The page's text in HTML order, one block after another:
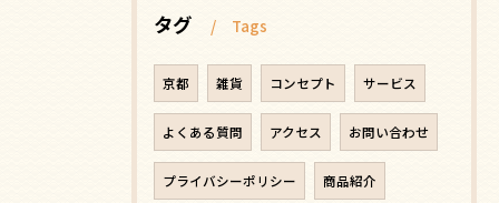
タグ Tags
京都 雑貨 コンセプト サービス
よくある質問 アクセス お問い合わせ
プライバシーポリシー 商品紹介